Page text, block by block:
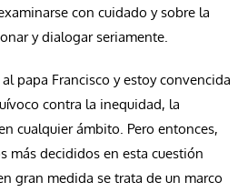
con cuidado y sobre la
y dialogar seriamente.
papa Francisco y estoy convencida
contra la inequidad, la
cualquier ámbito. Pero entonces,
más decididos en esta cuestión
gran medida se trata de un marco